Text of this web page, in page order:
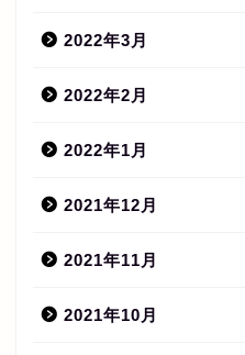
2022年3月
2022年2月
2022年1月
2021年12月
2021年11月
2021年10月